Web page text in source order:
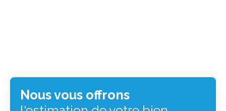
Nous vous offrons